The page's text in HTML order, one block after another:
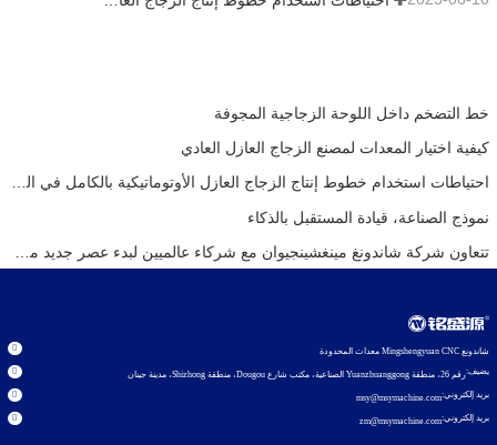
خط التضخم داخل اللوحة الزجاجية المجوفة
كيفية اختيار المعدات لمصنع الزجاج العازل العادي
احتياطات استخدام خطوط إنتاج الزجاج العازل الأوتوماتيكية بالكامل في الصيف
نموذج الصناعة، قيادة المستقبل بالذكاء
شاندونغ Mingshengyuan CNC معدات المحدودة
يضيف:رقم 26، منطقة Yuanzhuanggong الصناعية، مكتب شارع Dougou، منطقة Shizhong، مدينة جينان
بريد إلكتروني:msy@msymachine.com
بريد إلكتروني:zm@msymachine.com